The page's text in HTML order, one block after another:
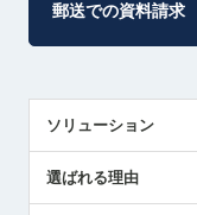
郵送での資料請求
ソリューション
解決策提案
選ばれる理由